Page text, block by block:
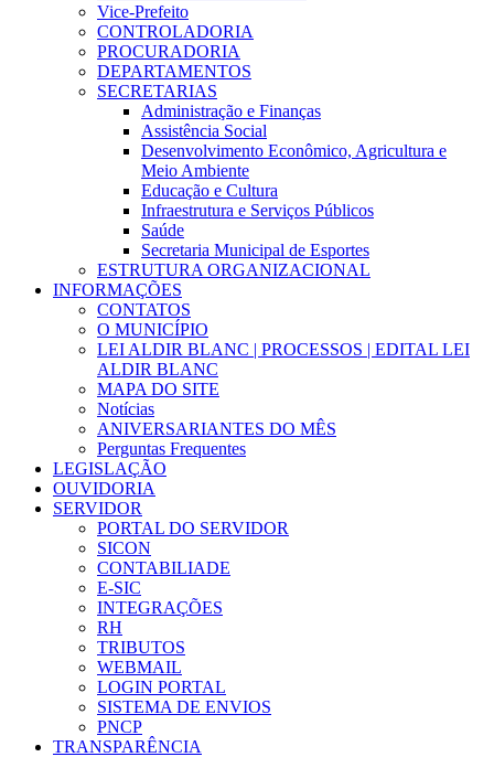
Vice-Prefeito
CONTROLADORIA
PROCURADORIA
DEPARTAMENTOS
SECRETARIAS
Administração e Finanças
Assistência Social
Desenvolvimento Econômico, Agricultura e
Meio Ambiente
Educação e Cultura
Infraestrutura e Serviços Públicos
Saúde
Secretaria Municipal de Esportes
ESTRUTURA ORGANIZACIONAL
INFORMAÇÕES
CONTATOS
O MUNICÍPIO
LEI ALDIR BLANC | PROCESSOS | EDITAL LEI
ALDIR BLANC
MAPA DO SITE
Notícias
ANIVERSARIANTES DO MÊS
Perguntas Frequentes
LEGISLAÇÃO
OUVIDORIA
SERVIDOR
PORTAL DO SERVIDOR
SICON
CONTABILIADE
E-SIC
INTEGRAÇÕES
RH
TRIBUTOS
WEBMAIL
LOGIN PORTAL
SISTEMA DE ENVIOS
PNCP
TRANSPARÊNCIA